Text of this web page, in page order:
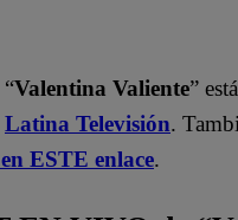
Valentina Valiente”
Latina Televisión.
ESTE enlace.